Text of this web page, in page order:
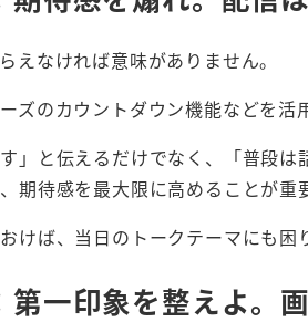
えなければ意味がありません。
ズのカウントダウン機能などを活
」と伝えるだけでなく、「普段
期待感を最大限に高めることが重
けば、当日のトークテーマにも困
第一印象を整えよ。